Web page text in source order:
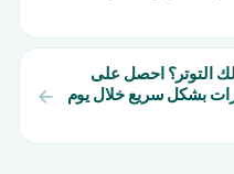
التوتر؟ احصل على
بشكل سريع خلال يوم